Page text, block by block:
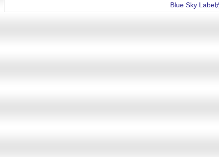
Blue Sky Label